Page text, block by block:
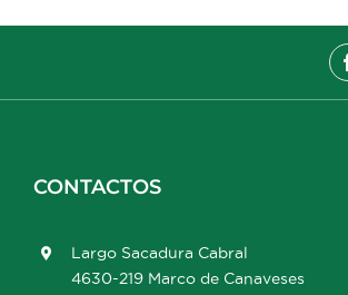
CONTACTOS
Largo Sacadura Cabral
4630-219 Marco de Canaveses